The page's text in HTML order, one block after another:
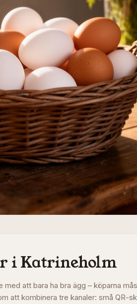
iKatrineholm
med att bara ha bra ägg – köparna
att kombinera tre kanaler: små QR-